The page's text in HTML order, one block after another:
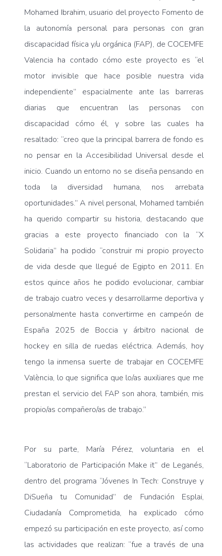
Mohamed Ibrahim, usuario del proyecto Fomento de
la autonomía personal para personas con gran
discapacidad física y/u orgánica (FAP), de COCEMFE
Valencia ha contado cómo este proyecto es “el
motor invisible que hace posible nuestra vida
independiente” espacialmente ante las barreras
diarias que encuentran las personas con
discapacidad cómo él, y sobre las cuales ha
resaltado: “creo que la principal barrera de fondo es
no pensar en la Accesibilidad Universal desde el
inicio. Cuando un entorno no se diseña pensando en
toda la diversidad humana, nos arrebata
oportunidades.” A nivel personal, Mohamed también
ha querido compartir su historia, destacando que
gracias a este proyecto financiado con la “X
Solidaria” ha podido “construir mi propio proyecto
de vida desde que llegué de Egipto en 2011. En
estos quince años he podido evolucionar, cambiar
de trabajo cuatro veces y desarrollarme deportiva y
personalmente hasta convertirme en campeón de
España 2025 de Boccia y árbitro nacional de
hockey en silla de ruedas eléctrica. Además, hoy
tengo la inmensa suerte de trabajar en COCEMFE
València, lo que significa que lo/as auxiliares que me
prestan el servicio del FAP son ahora, también, mis
propio/as compañero/as de trabajo.”
Por su parte, María Pérez, voluntaria en el
“Laboratorio de Participación Make it” de Leganés,
dentro del programa “Jóvenes In Tech: Construye y
DiSueña tu Comunidad” de Fundación Esplai,
Ciudadanía Comprometida, ha explicado cómo
empezó su participación en este proyecto, así como
las actividades que realizan: “fue a través de una